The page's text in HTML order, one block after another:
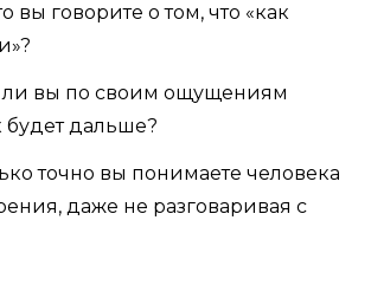
вы говорите о том, что «как
ли вы по своим ощущениям
будет дальше?
точно вы понимаете человека
даже не разговаривая с